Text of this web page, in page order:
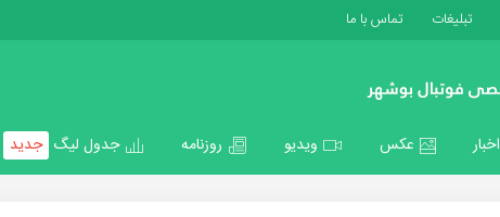
تبلیغات تماس با ما
اخبار عکس ویدیو روزنامه جدول لیگ جدید